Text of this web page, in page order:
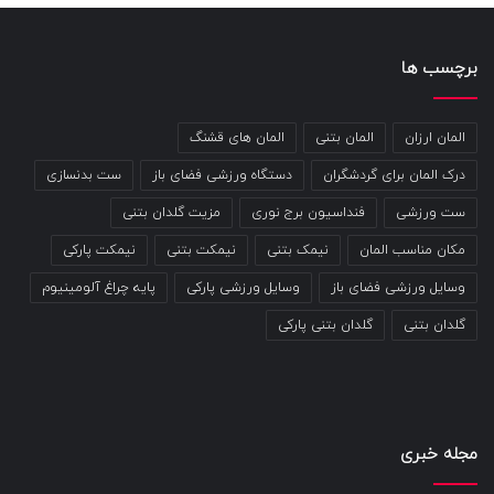
کششی و استحکام محصول کمک کنند.
دلایل نصب نیمکت های بتنی در پارک ها
نیمکت های بتنی به دلیل کیفیت بالا و عمر طولانی به وفور به کار
برده می شوند. نیمکت های بتنی در برابر هر گونه شرایط جوی و
آب و هوایی مقاومت دارند. از لحاظ هزینه خرید نیمکت های بتنی
بسیار مناسب هستند. نیمکت های بتنی نسبت به تماس با مواد
برچسب ها
المان ارزان المان بتنی المان های قشنگ
درک المان برای گردشگران دستگاه ورزشی فضای باز ست بدنسازی
ست ورزشی فنداسیون برج نوری مزیت گلدان بتنی
مکان مناسب المان نیمک بتنی نیمکت بتنی نیمکت پارکی
وسایل ورزشی فضای باز وسایل ورزشی پارکی پایه چراغ آلومینیوم
گلدان بتنی گلدان بتنی پارکی
مجله خبری